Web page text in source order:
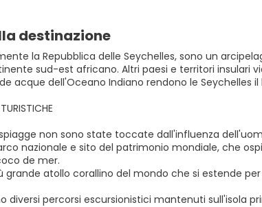
destinazione
la Repubblica delle Seychelles, sono un
sud-est africano. Altri paesi e territori insulari
acque dell'Oceano Indiano rendono le
spiagge non sono state toccate dall'influenza
nazionale e sito del patrimonio mondiale, che
de mer.
grande atollo corallino del mondo che si estende
diversi percorsi escursionistici mantenuti sull'isola